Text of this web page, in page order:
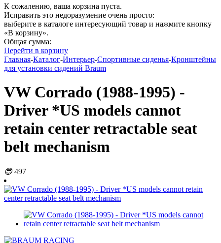
К сожалению, ваша корзина пуста.
Исправить это недоразумение очень просто:
выберите в каталоге интересующий товар и нажмите кнопку
«В корзину».
Общая сумма:
Перейти в корзину
Главная-Каталог-Интерьер-Спортивные сиденья-Кронштейны
для установки сидений Braum
VW Corrado (1988-1995) -
Driver *US models cannot
retain center retractable seat
belt mechanism
😎 497